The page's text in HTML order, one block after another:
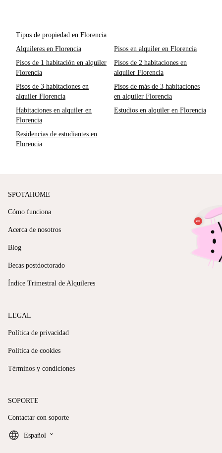
Tipos de propiedad en Florencia
Alquileres en Florencia
Pisos en alquiler en Florencia
Pisos de 1 habitación en alquiler
Florencia
Pisos de 2 habitaciones en
alquiler Florencia
Pisos de 3 habitaciones en
alquiler Florencia
Pisos de más de 3 habitaciones
en alquiler Florencia
Habitaciones en alquiler en
Florencia
Estudios en alquiler en Florencia
Residencias de estudiantes en
Florencia
SPOTAHOME
Cómo funciona
Acerca de nosotros
Blog
Becas postdoctorado
Índice Trimestral de Alquileres
LEGAL
Política de privacidad
Política de cookies
Términos y condiciones
SOPORTE
Contactar con soporte
Español keyboard_arrow_down